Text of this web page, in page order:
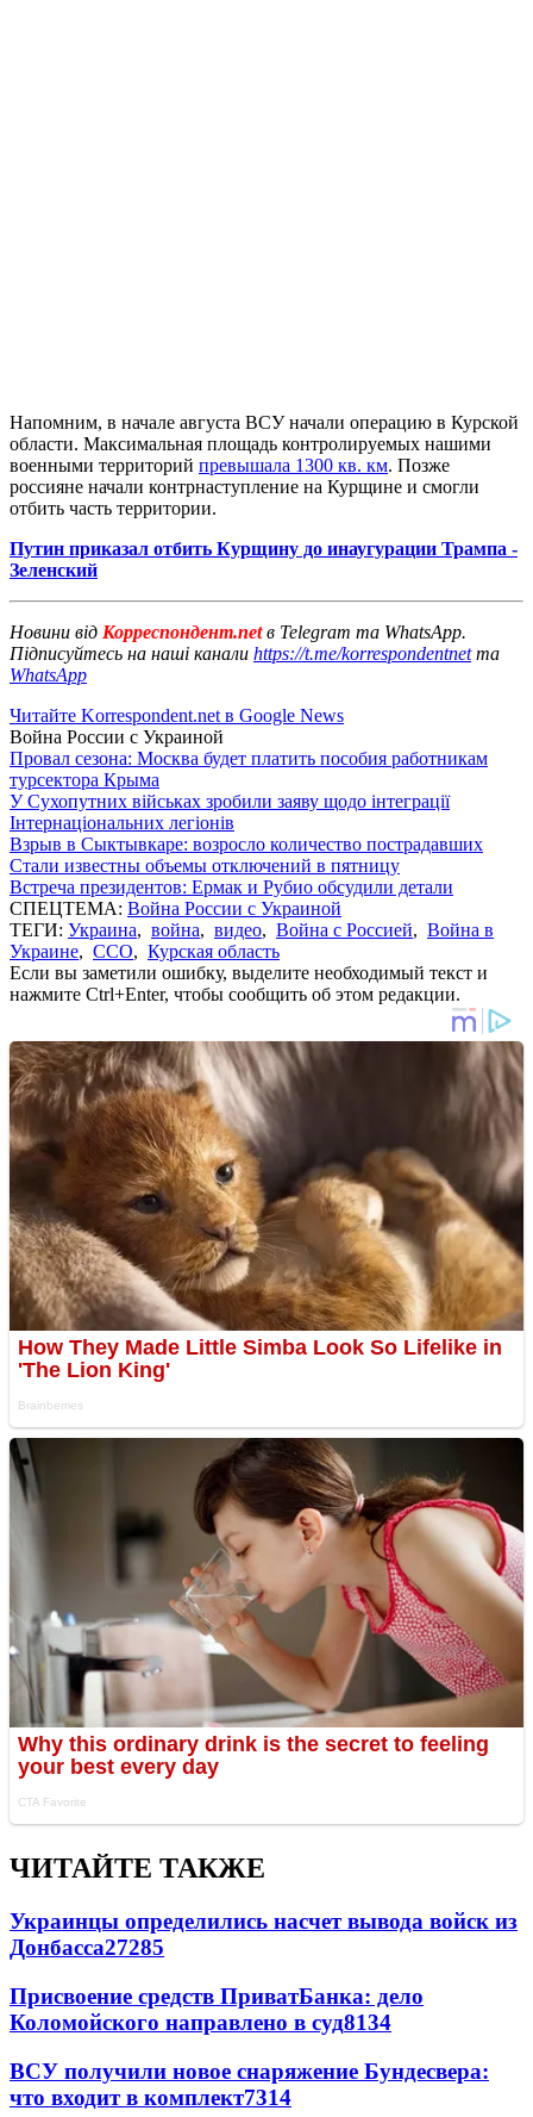
Напомним, в начале августа ВСУ начали операцию в Курской
области. Максимальная площадь контролируемых нашими
военными территорий превышала 1300 кв. км. Позже
россияне начали контрнаступление на Курщине и смогли
отбить часть территории.
Путин приказал отбить Курщину до инаугурации Трампа -
Зеленский
Новини від Корреспондент.netв Telegram та WhatsApp.
Підписуйтесь на наші канали https://t.me/korrespondentnetта
WhatsApp
Читайте Korrespondent.net в Google News
Война России с Украиной
Провал сезона: Москва будет платить пособия работникам
турсектора Крыма
У Сухопутних військах зробили заяву щодо інтеграції
Інтернаціональних легіонів
Взрыв в Сыктывкаре: возросло количество пострадавших
Стали известны объемы отключений в пятницу
Встреча президентов: Ермак и Рубио обсудили детали
СПЕЦТЕМА: Война России с Украиной
ТЕГИ: Украина, война, видео, Война с Россией, Война в
Украине, ССО, Курская область
Если вы заметили ошибку, выделите необходимый текст и
нажмите Ctrl+Enter, чтобы сообщить об этом редакции.
ЧИТАЙТЕ ТАКЖЕ
Украинцы определились насчет вывода войск из
Донбасса27285
Присвоение средств ПриватБанка: дело
Коломойского направлено в суд8134
ВСУ получили новое снаряжение Бундесвера:
что входит в комплект7314